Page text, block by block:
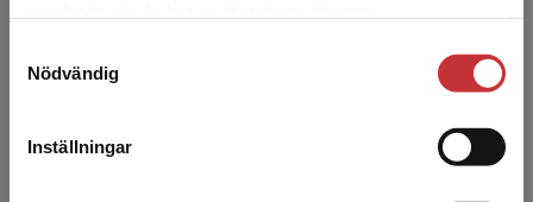
Nödvändig
Inställningar
studentlitteratur.se via en enhet utanför Sverige.
Vi erbjuder inte leveranser utanför Sverige. För
att kunna slutföra ett köp måste
år varit kliniskt verksam vid